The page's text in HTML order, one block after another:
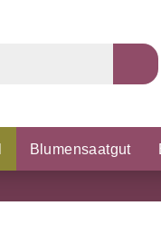
Blumensaatgut